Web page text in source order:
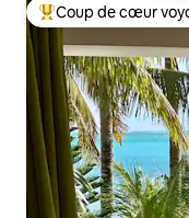
Coups de cœur
Coup de cœur